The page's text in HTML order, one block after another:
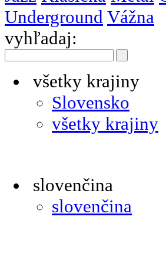
Underground Vážna
vyhľadaj:
všetky krajiny
Slovensko
všetky krajiny
slovenčina
slovenčina